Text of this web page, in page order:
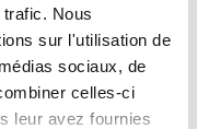
Nous
sur l'utilisation de
sociaux, de
celles-ci
leur avez fournies